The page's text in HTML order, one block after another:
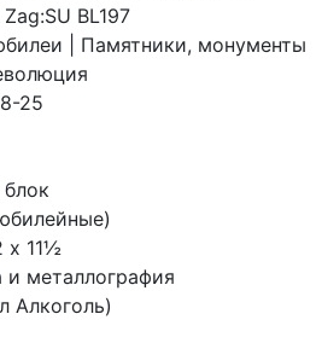
BL197
| Памятники, монументы
25
x 11½
металлография
Алкоголь)